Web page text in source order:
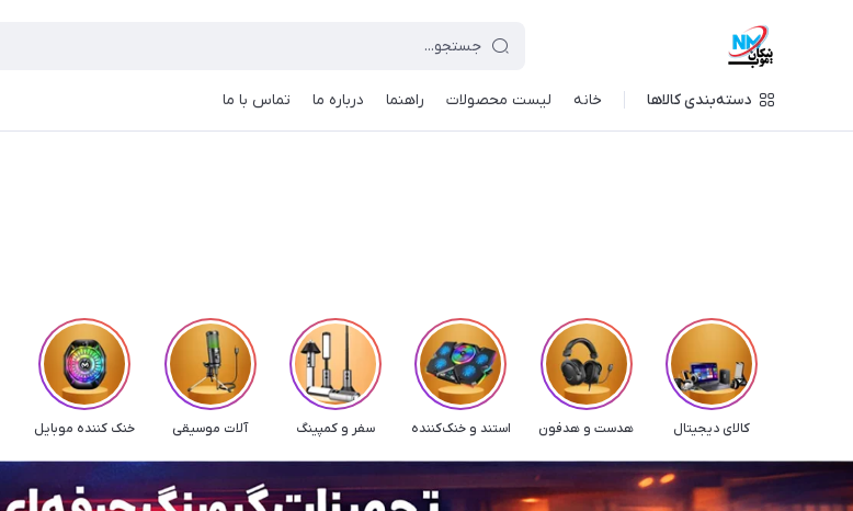
دسته‌بندی کالاها خانه لیست محصولات راهنما درباره ما تماس با ما
کالای دیجیتال هدست و هدفون استند و خنک‌کننده سفر و کمپینگ آلات موسیقی خنک کننده موبایل